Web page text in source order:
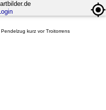
kurz vor Troitorrens